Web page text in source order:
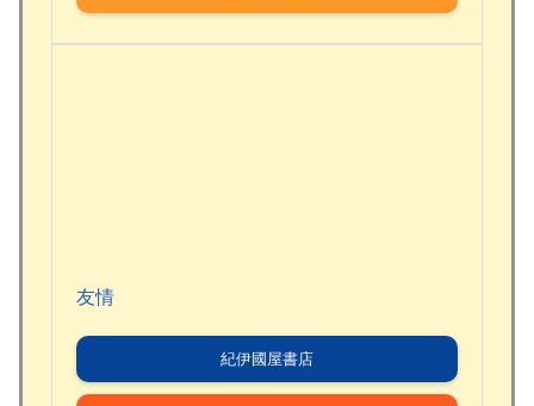
友情
紀伊國屋書店